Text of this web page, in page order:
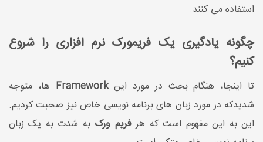
استفاده می کنند.
چگونه یادگیری یک فریمورک نرم افزاری را شروع
کنیم؟
تا اینجا، هنگام بحث در مورد اینFramework ها، متوجه
شدیدکه در مورد زبان های برنامه نویسی خاص نیز صحبت کردیم.
این به این مفهوم است که هرفریم ورک به شدت به یک زبان